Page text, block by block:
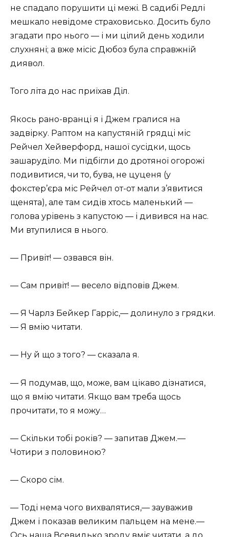
не спадало порушити ці межі. В садибі Редлі
мешкало невідоме страховисько. Досить було
згадати про нього — і ми цілий день ходили
слухняні; а вже місіс Дюбоз була справжній
диявол.
Того літа до нас приїхав Діл.
Якось рано-вранці я і Джем гралися на
задвірку. Раптом на капустяній грядці міс
Рейчел Хейверфорд, нашої сусідки, щось
зашаруділо. Ми підбігли до дротяної огорожі
подивитися, чи то, бува, не цуценя (у
фокстер’єра міс Рейчел от-от мали з’явитися
щенята), але там сидів хтось маленький —
голова урівень з капустою — і дивився на нас.
Ми втупилися в нього.
— Привіт! — озвався він.
— Сам привіт! — весело відповів Джем.
— Я Чарлз Бейкер Гарріс,— долинуло з грядки.
— Я вмію читати.
— Ну й що з того? — сказала я.
— Я подумав, що, може, вам цікаво дізнатися,
що я вмію читати. Якщо вам треба щось
прочитати, то я можу…
— Скільки тобі років? — запитав Джем.—
Чотири з половиною?
— Скоро сім.
— Тоді нема чого вихвалятися,— зауважив
Джем і показав великим пальцем на мене.—